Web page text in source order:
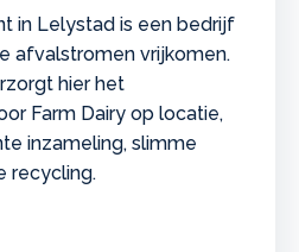
in Lelystad is een bedrijf
afvalstromen vrijkomen.
hier het
Farm Dairy op locatie,
inzameling, slimme
recycling.